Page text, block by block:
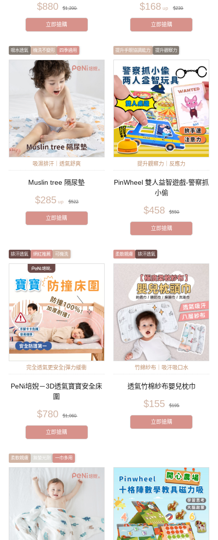
$880 $1,200
立即搶購
$168 $239
立即搶購
吸水透氣 機洗不變形 四季通用
吸濕排汗｜透氣舒爽
Muslin tree 隔尿墊
$285 $522
立即搶購
提升手眼協調能力 提升觀察力
提升觀察力｜反應力
PinWheel 雙人益智遊戲-警察抓
小偷
$458 $550
立即搶購
排汗透氣 網紅推薦 可機洗
完全透氣更安全|彈力緩衝
PeNi培婗－3D透氣寶寶安全床
圍
$780 $1,060
立即搶購
柔軟親膚 排汗透氣
竹綿紗布｜吸汗吸口水
透氣竹棉紗布嬰兒枕巾
$155 $195
立即搶購
柔軟親膚 無螢光劑 一巾多用